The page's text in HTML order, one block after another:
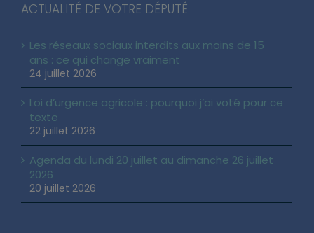
ACTUALITÉ DE VOTRE DÉPUTÉ
Les réseaux sociaux interdits aux moins de 15
ans : ce qui change vraiment
24 juillet 2026
Loi d’urgence agricole : pourquoi j’ai voté pour ce
texte
22 juillet 2026
Agenda du lundi 20 juillet au dimanche 26 juillet
2026
20 juillet 2026